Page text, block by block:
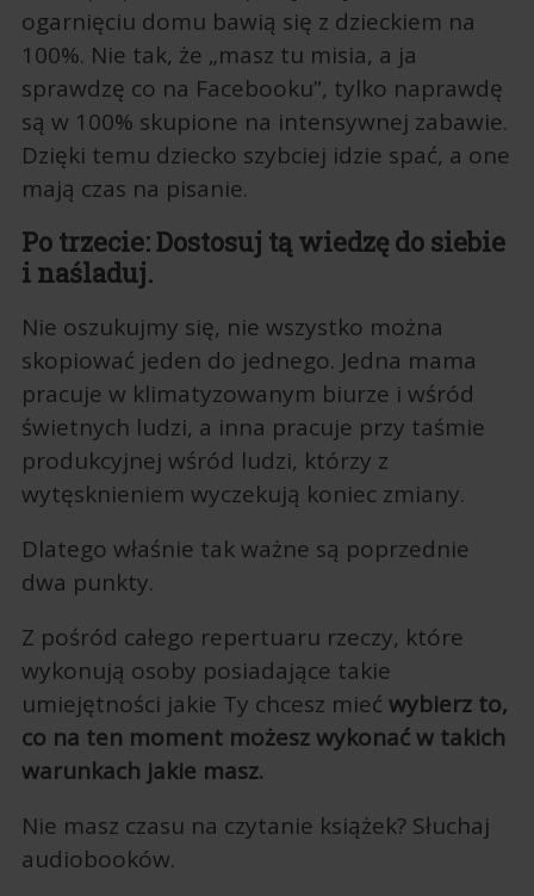
ogarnięciu domu bawią się z dzieckiem na
100%. Nie tak, że „masz tu misia, a ja
sprawdzę co na Facebooku”, tylko naprawdę
są w 100% skupione na intensywnej zabawie.
Dzięki temu dziecko szybciej idzie spać, a one
mają czas na pisanie.
Po trzecie: Dostosuj tą wiedzę do siebie
i naśladuj.
Nie oszukujmy się, nie wszystko można
skopiować jeden do jednego. Jedna mama
pracuje w klimatyzowanym biurze i wśród
świetnych ludzi, a inna pracuje przy taśmie
produkcyjnej wśród ludzi, którzy z
wytęsknieniem wyczekują koniec zmiany.
Dlatego właśnie tak ważne są poprzednie
dwa punkty.
Z pośród całego repertuaru rzeczy, które
wykonują osoby posiadające takie
umiejętności jakie Ty chcesz mieć wybierz to,
co na ten moment możesz wykonać w takich
warunkach jakie masz.
Nie masz czasu na czytanie książek? Słuchaj
audiobooków.